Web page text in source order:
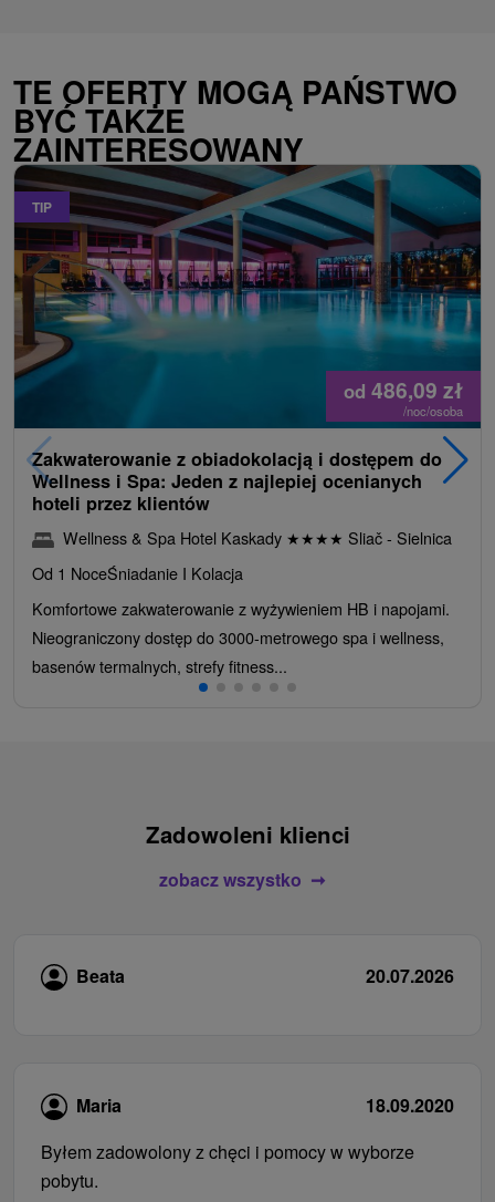
TE OFERTY MOGĄ PAŃSTWO
BYĆ TAKŻE
ZAINTERESOWANY
TIP
od 486,09 zł
/noc/osoba
Zakwaterowanie z obiadokolacją i dostępem do
Wellness i Spa: Jeden z najlepiej ocenianych
hoteli przez klientów
Wellness & Spa Hotel Kaskady ★★★★ Sliač - Sielnica
Od 1 NoceŚniadanie I Kolacja
Komfortowe zakwaterowanie z wyżywieniem HB i napojami.
Nieograniczony dostęp do 3000-metrowego spa i wellness,
basenów termalnych, strefy fitness...
Zadowoleni klienci
zobacz wszystko
Beata 20.07.2026
Maria
18.09.2020
Byłem zadowolony z chęci i pomocy w wyborze
pobytu.